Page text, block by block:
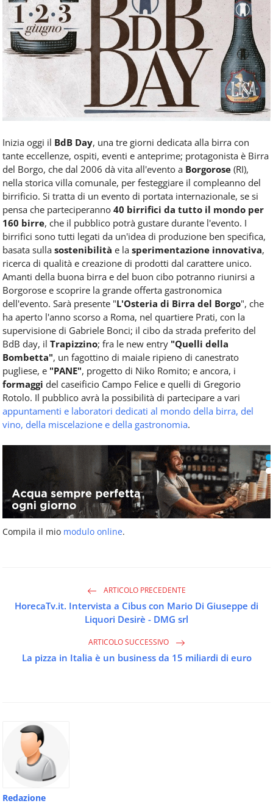
Service
e
tutte
le
novità
del
comparto
Horeca.
Inizia oggi il BdB Day, una tre giorni dedicata alla birra con
tante eccellenze, ospiti, eventi e anteprime; protagonista è Birra
del Borgo, che dal 2006 dà vita all'evento a Borgorose (RI),
nella storica villa comunale, per festeggiare il compleanno del
birrificio. Si tratta di un evento di portata internazionale, se si
pensa che parteciperanno 40 birrifici da tutto il mondo per
160 birre, che il pubblico potrà gustare durante l'evento. I
birrifici sono tutti legati da un'idea di produzione ben specifica,
basata sulla sostenibilità e la sperimentazione innovativa,
ricerca di qualità e creazione di prodotti dal carattere unico.
Amanti della buona birra e del buon cibo potranno riunirsi a
Borgorose e scoprire la grande offerta gastronomica
dell'evento. Sarà presente "L'Osteria di Birra del Borgo", che
ha aperto l'anno scorso a Roma, nel quartiere Prati, con la
supervisione di Gabriele Bonci; il cibo da strada preferito del
BdB day, il Trapizzino; fra le new entry "Quelli della
Bombetta", un fagottino di maiale ripieno di canestrato
pugliese, e "PANE", progetto di Niko Romito; e ancora, i
formaggi del caseificio Campo Felice e quelli di Gregorio
Rotolo. Il pubblico avrà la possibilità di partecipare a vari
appuntamenti e laboratori dedicati al mondo della birra, del
vino, della miscelazione e della gastronomia.
Compila il mio modulo online.
ARTICOLO PRECEDENTE
HorecaTv.it. Intervista a Cibus con Mario Di Giuseppe di
Liquori Desirè - DMG srl
ARTICOLO SUCCESSIVO
La pizza in Italia è un business da 15 miliardi di euro
Redazione